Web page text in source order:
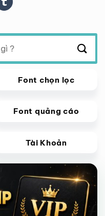
Font chọn lọc
Font quảng cáo
Tài Khoản